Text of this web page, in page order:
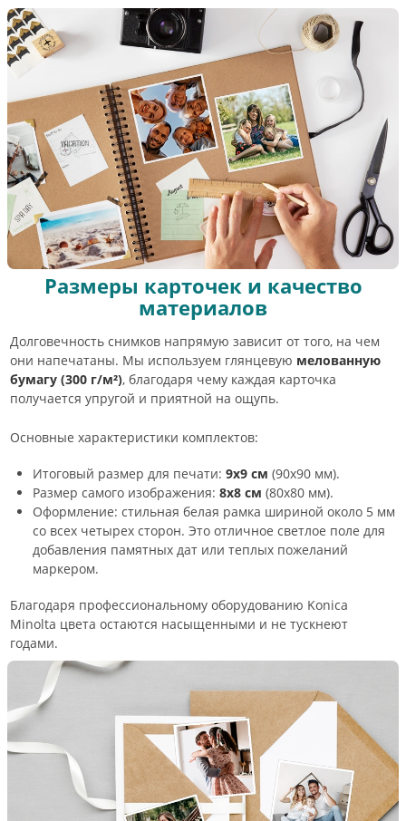
Размеры карточек и качество
материалов
Долговечность снимков напрямую зависит от того, на чем
они напечатаны. Мы используем глянцевую мелованную
бумагу (300 г/м²), благодаря чему каждая карточка
получается упругой и приятной на ощупь.
Основные характеристики комплектов:
Итоговый размер для печати: 9х9 см (90х90 мм).
Размер самого изображения: 8х8 см (80х80 мм).
Оформление: стильная белая рамка шириной около 5 мм
со всех четырех сторон. Это отличное светлое поле для
добавления памятных дат или теплых пожеланий
маркером.
Благодаря профессиональному оборудованию Konica
Minolta цвета остаются насыщенными и не тускнеют
годами.